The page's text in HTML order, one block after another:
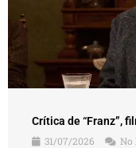
Crítica de “Franz”,
31/07/2026